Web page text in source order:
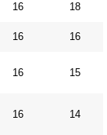
16 18
16 16
16 15
16 14